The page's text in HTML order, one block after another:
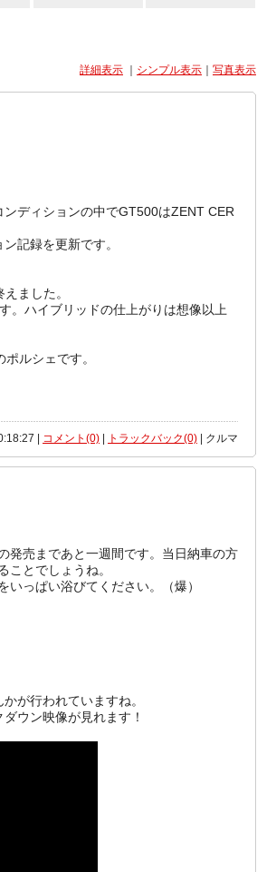
詳細表示 シンプル表示 写真表示
ディションの中でGT500はZENT CER
記録を更新です。
ました。
。ハイブリッドの仕上がりは想像以上
ルシェです。
| コメント(0) | トラックバック(0) | クルマ
発売まであと一週間です。当日納車の方
ことでしょうね。
いっぱい浴びてください。（爆）
が行われていますね。
ウン映像が見れます！